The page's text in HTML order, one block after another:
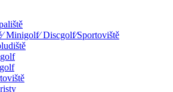
Minigolf⁄ Discgolf⁄Sportoviště